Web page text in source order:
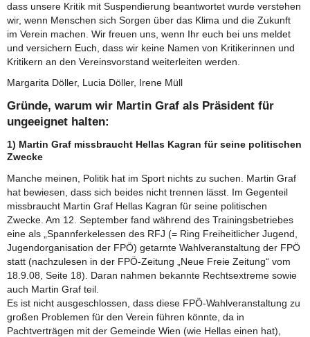
dass unsere Kritik mit Suspendierung beantwortet wurde verstehen
wir, wenn Menschen sich Sorgen über das Klima und die Zukunft
im Verein machen. Wir freuen uns, wenn Ihr euch bei uns meldet
und versichern Euch, dass wir keine Namen von Kritikerinnen und
Kritikern an den Vereinsvorstand weiterleiten werden.
Margarita Döller, Lucia Döller, Irene Müll
Gründe, warum wir Martin Graf als Präsident für
ungeeignet halten:
1) Martin Graf missbraucht Hellas Kagran für seine politischen
Zwecke
Manche meinen, Politik hat im Sport nichts zu suchen. Martin Graf
hat bewiesen, dass sich beides nicht trennen lässt. Im Gegenteil
missbraucht Martin Graf Hellas Kagran für seine politischen
Zwecke. Am 12. September fand während des Trainingsbetriebes
eine als „Spannferkelessen des RFJ (= Ring Freiheitlicher Jugend,
Jugendorganisation der FPÖ) getarnte Wahlveranstaltung der FPÖ
statt (nachzulesen in der FPÖ-Zeitung „Neue Freie Zeitung“ vom
18.9.08, Seite 18). Daran nahmen bekannte Rechtsextreme sowie
auch Martin Graf teil.
Es ist nicht ausgeschlossen, dass diese FPÖ-Wahlveranstaltung zu
großen Problemen für den Verein führen könnte, da in
Pachtverträgen mit der Gemeinde Wien (wie Hellas einen hat),